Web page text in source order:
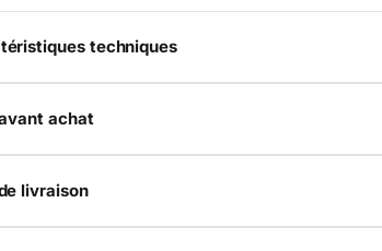
techniques
achat
livraison